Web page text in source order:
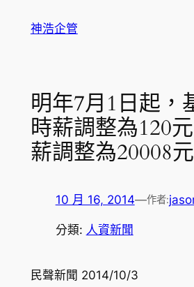
神浩企管
明年7月1日起，
時薪調整為120
薪調整為20008元
10 月 16, 2014—作者:
分類: 人資新聞
民聲新聞 2014/10/3